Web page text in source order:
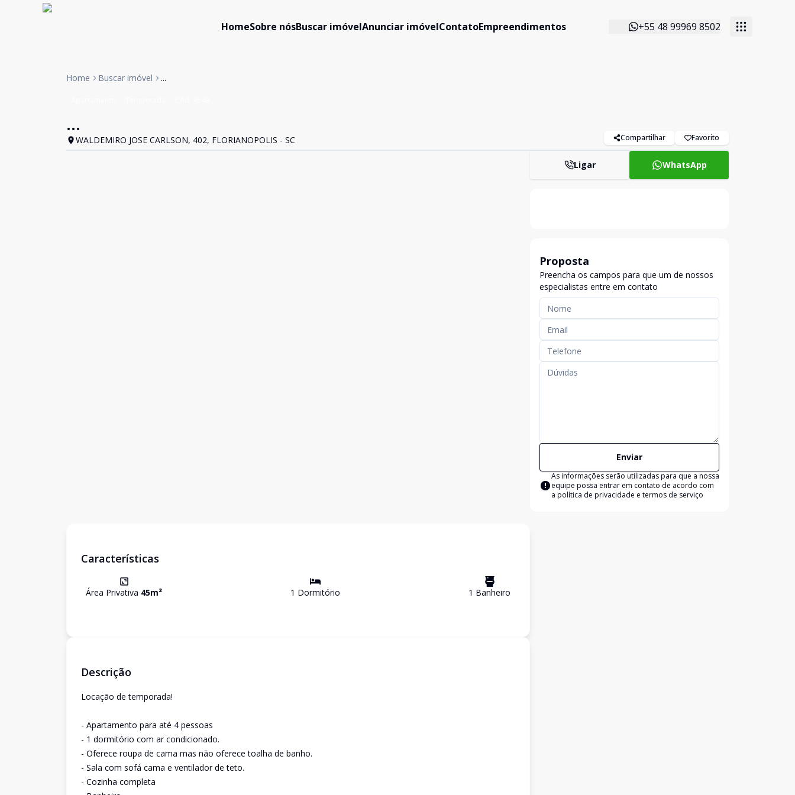
HomeSobre nósBuscar imóvelAnunciar imóvelContatoEmpreendimentos +55 48 99969 8502
Home Buscar imóvel ...
...
WALDEMIRO JOSE CARLSON, 402, FLORIANOPOLIS - SC Compartilhar Favorito
Características
Área Privativa 45m² 1 Dormitório 1 Banheiro
Descrição
Locação de temporada!
- Apartamento para até 4 pessoas
- 1 dormitório com ar condicionado.
- Oferece roupa de cama mas não oferece toalha de banho.
- Sala com sofá cama e ventilador de teto.
- Cozinha completa
Ligar WhatsApp
Proposta
Preencha os campos para que um de nossos
especialistas entre em contato
Enviar
As informações serão utilizadas para que a nossa
equipe possa entrar em contato de acordo com
a política de privacidade e termos de serviço